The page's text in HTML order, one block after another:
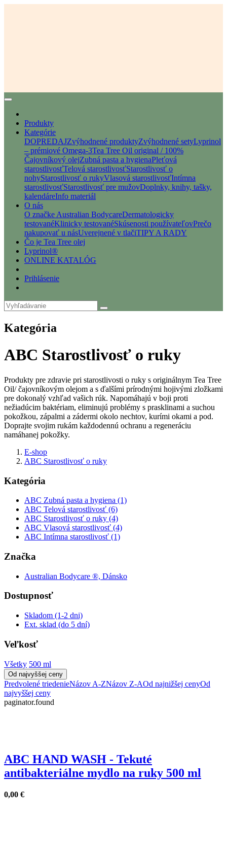
Produkty
Kategórie
DOPREDAJZvýhodnené produktyZvýhodnené setyLyprinol
– prémiové Omega-3Tea Tree Oil original / 100%
Čajovníkový olejZubná pasta a hygienaPleťová
starostlivosťTelová starostlivosťStarostlivosť o
nohyStarostlivosť o rukyVlasová starostlivosťIntímna
starostlivosťStarostlivosť pre mužovDoplnky, knihy, tašky,
kalendáreInfo materiál
O nás
O značke Australian BodycareDermatologicky
testovanéKlinicky testovanéSkúsenosti používateľovPrečo
nakupovať u násUverejnené v tlačiTIPY A RADY
Čo je Tea Tree olej
Lyprinol®
ONLINE KATALÓG
Prihlásenie
Kategória
ABC Starostlivosť o ruky
Produkty pre zdravie pri starostlivosti o ruky s originálnym Tea Tree
Oil/ čajovníkovým olejom a s ďalšími prírodnými hojivými zložkami
pre dokonalý vzhľad vašich rúk. Napomáhajú v boji proti
nežiadúcim baktériam, eliminujú problémy s prasklinami a suchou
pokožkou, zápalmi a zádermi okolo nechtov, kurími okami a pod.
Doprajte svojim rukám každodennú ochranu a regeneráciu
namáhanej pokožky.
E-shop
ABC Starostlivosť o ruky
Kategória
ABC Zubná pasta a hygiena (1)
ABC Telová starostlivosť (6)
ABC Starostlivosť o ruky (4)
ABC Vlasová starostlivosť (4)
ABC Intímna starostlivosť (1)
Značka
Australian Bodycare ®, Dánsko
Dostupnosť
Skladom (1-2 dni)
Ext. sklad (do 5 dní)
Veľkosť
Všetky 500 ml
Od najvyššej ceny
Predvolené triedenieNázov A-ZNázov Z-AOd najnižšej cenyOd
najvyššej ceny
paginator.found
ABC HAND WASH - Tekuté
antibakteriálne mydlo na ruky 500 ml
0,00 €